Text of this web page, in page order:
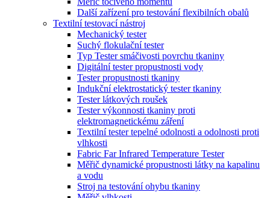
Další zařízení pro testování flexibilních obalů
Textilní testovací nástroj
Mechanický tester
Suchý flokulační tester
Typ Tester smáčivosti povrchu tkaniny
Digitální tester propustnosti vody
Tester propustnosti tkaniny
Indukční elektrostatický tester tkaniny
Tester látkových roušek
Tester výkonnosti tkaniny proti
elektromagnetickému záření
Textilní tester tepelné odolnosti a odolnosti proti
vlhkosti
Fabric Far Infrared Temperature Tester
Měřič dynamické propustnosti látky na kapalinu
a vodu
Stroj na testování ohybu tkaniny